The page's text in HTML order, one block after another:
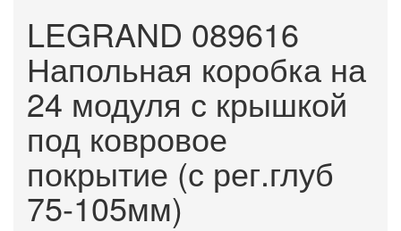
LEGRAND 089616
Напольная коробка на
24 модуля с крышкой
под ковровое
покрытие (с рег.глуб
75-105мм)